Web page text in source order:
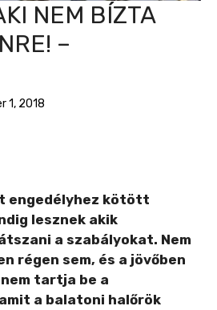
NEM BÍZTA
–
1, 2018
engedélyhez kötött
lesznek akik
a szabályokat. Nem
régen sem, és a jövőben
tartja be a
a balatoni halőrök